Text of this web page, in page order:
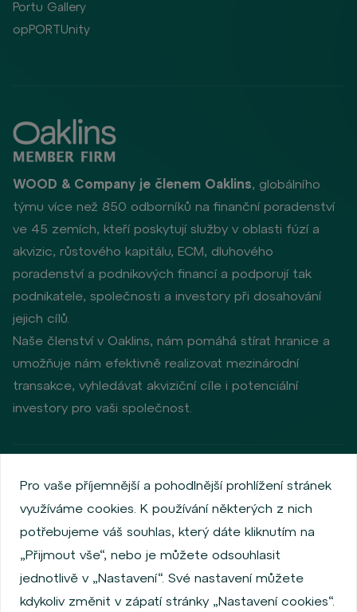
Portu Gallery
opPORTUnity
WOOD & Company je členem Oaklins, globálního
týmu více než 850 odborníků na finanční poradenství
ve 45 zemích, kteří poskytují služby v oblasti fúzí a
akvizic, růstového kapitálu, ECM, dluhového
poradenství a podnikových financí a podporují tak
podnikatele, společnosti a investory při dosahování
jejich cílů.
Naše členství v Oaklins, nám pomáhá stírat hranice a
umožňuje nám efektivně realizovat mezinárodní
transakce, vyhledávat akviziční cíle i potenciální
investory pro vaši společnost.
Zásady ochrany osobních údajů
Používání cookies
Informace o emitentech
Zaměstnanecký akciový program
Povinně zveřejňované informace
Finanční výkonnost
Regulation S, Rule 144a
Informace dle MiFID
Pro vaše příjemnější a pohodlnější prohlížení stránek
využíváme cookies. K používání některých z nich
potřebujeme váš souhlas, který dáte kliknutím na
„Přijmout vše“, nebo je můžete odsouhlasit
jednotlivě v „Nastavení“. Své nastavení můžete
kdykoliv změnit v zápatí stránky „Nastavení cookies“.